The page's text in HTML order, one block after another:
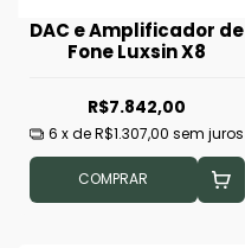
DAC e Amplificador de
Fone Luxsin X8
R$7.842,00
6 x deR$1.307,00 sem juros
COMPRAR